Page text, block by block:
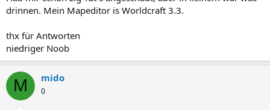
drinnen. Mein Mapeditor is Worldcraft 3.3.
thx für Antworten
niedriger Noob
M mido
0